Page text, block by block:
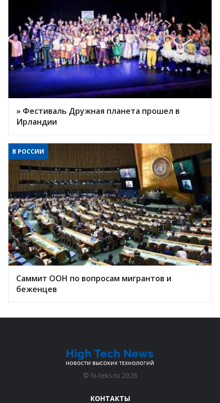
» Фестиваль Дружная планета прошел в
Ирландии
В РОССИИ
Саммит ООН по вопросам мигрантов и
беженцев
© hi-teks.ru 2026
КОНТАКТЫ